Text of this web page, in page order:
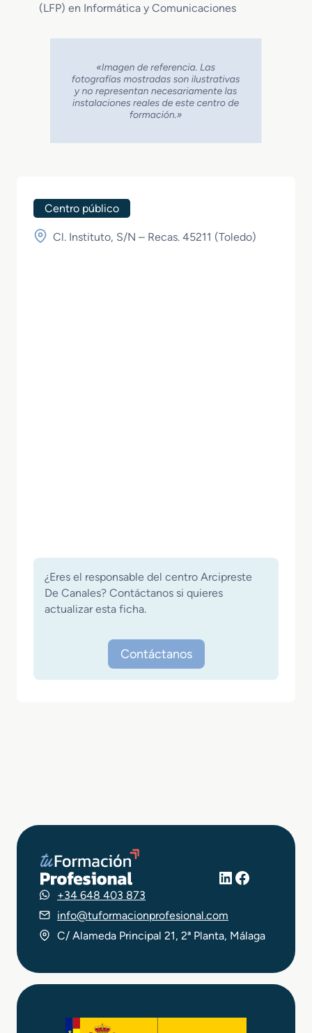
(LFP) en Informática y Comunicaciones
Centro público
Cl. Instituto, S/N – Recas. 45211 (Toledo)
¿Eres el responsable del centro Arcipreste
De Canales? Contáctanos si quieres
actualizar esta ficha.
Contáctanos
LinkedIn
Facebook
+34 648 403 873
info@tuformacionprofesional.com
C/ Alameda Principal 21, 2ª Planta, Málaga